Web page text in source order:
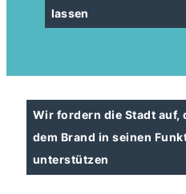
lassen
Wir fordern die Stadt auf,
dem Brand in seinen
unterstützen